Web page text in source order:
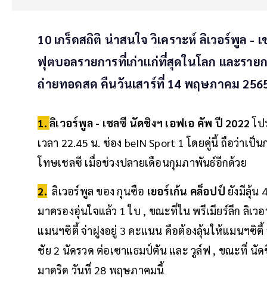
10 เกร็ดสถิติ น่าสนใจ วิเคราะห์ ลิเวอร์พูล
ฟุตบอลรายการที่เก่าแก่ที่สุดในโลก และรา
ถ่ายทอดสด คืนวันเสาร์ที่ 14 พฤษภาคม
1.ลิเวอร์พูล - เชลซี นัดชิงฯ เอฟเอ คัพ ปี 2022โป
เวลา 22.45 น. ช่อง beIN Sport 1 โดยคู่นี้ ถือว่าเ
โทษเชลซี เมื่อช่วงปลายเดือนกุมภาพันธ์อีกด้วย
2. ลิเวอร์พูล ของ กุนซือ เยอร์เก้น คล็อปป์ ยังมีลุ้น
มาครองอุ่นใจแล้ว 1 ใบ , ขณะที่ใน พรีเมียร์ลีก ลิเ
แมนฯซิตี้ จ่าฝูงอยู่ 3 คะแนน คือต้องลุ้นให้แมนฯซิตี้
ชัย 2 นัดรวด ต่อเซาแธมป์ตัน และ วูล์ฟ , ขณะที่ นัด
มาดริด วันที่ 28 พฤษภาคมนี้